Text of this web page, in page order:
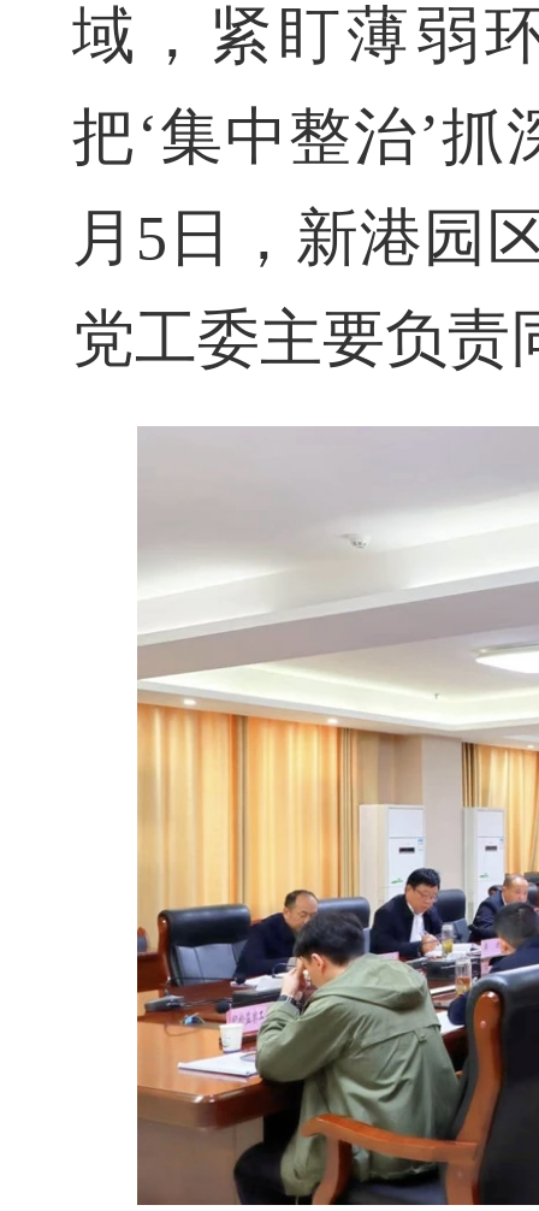
域，紧盯薄弱
把‘集中整治’抓
月5日，新港园
党工委主要负责